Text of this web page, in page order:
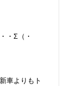
・Σ（・
車よりもト